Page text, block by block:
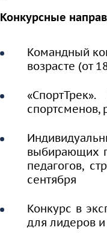
Конкурсные
Командный
возрасте (от
спортсменов,
выбирающих
педагогов,
сентября
Конкурс в
для лидеров и